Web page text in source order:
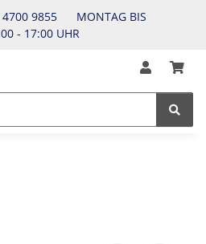
4700 9855 MONTAG BIS
- 17:00 UHR